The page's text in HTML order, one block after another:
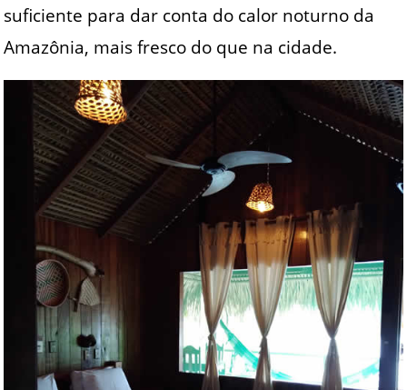
suficiente para dar conta do calor noturno da
Amazônia, mais fresco do que na cidade.